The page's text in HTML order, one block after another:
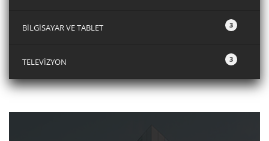
3
BİLGİSAYAR VE TABLET
3
TELEVİZYON